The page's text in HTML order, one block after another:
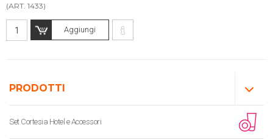
(ART. 1433)
Aggiungi
PRODOTTI
Set Cortesia Hotel e Accessori